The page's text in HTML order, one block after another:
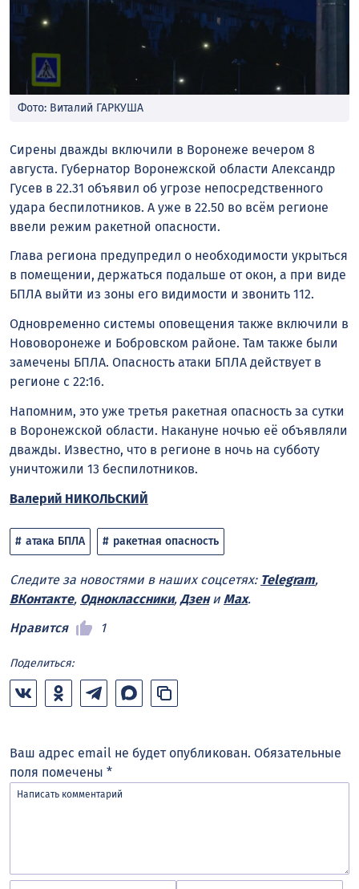
Фото: Виталий ГАРКУША
Сирены дважды включили в Воронеже вечером 8
августа. Губернатор Воронежской области Александр
Гусев в 22.31 объявил об угрозе непосредственного
удара беспилотников. А уже в 22.50 во всём регионе
ввели режим ракетной опасности.
Глава региона предупредил о необходимости укрыться
в помещении, держаться подальше от окон, а при виде
БПЛА выйти из зоны его видимости и звонить 112.
Одновременно системы оповещения также включили в
Нововоронеже и Бобровском районе. Там также были
замечены БПЛА. Опасность атаки БПЛА действует в
регионе с 22:16.
Напомним, это уже третья ракетная опасность за сутки
в Воронежской области. Накануне ночью её объявляли
дважды. Известно, что в регионе в ночь на субботу
уничтожили 13 беспилотников.
Валерий НИКОЛЬСКИЙ
атака БПЛА ракетная опасность
Следите за новостями в наших соцсетях: Telegram,
ВКонтакте, Одноклассники, Дзени Max.
Нравится
1
Поделиться:
Ваш адрес email не будет опубликован. Обязательные
поля помечены *